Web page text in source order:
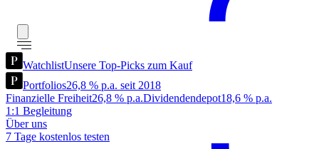
WatchlistUnsere Top-Picks zum Kauf
Portfolios26,8 % p.a. seit 2018
Finanzielle Freiheit26,8 % p.a.Dividendendepot18,6 % p.a.
1:1 Begleitung
Über uns
7 Tage kostenlos testen